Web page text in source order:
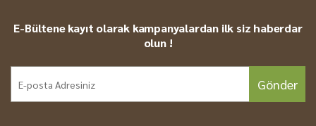
E-Bültene kayıt olarak kampanyalardan ilk siz haberdar
olun !
Gönder